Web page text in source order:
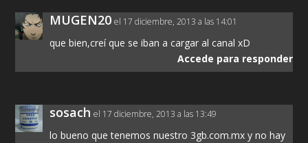
MUGEN20 el 17 diciembre, 2013 a las 14:01
que bien,creí que se iban a cargar al canal xD
Accede para responder
sosach el 17 diciembre, 2013 a las 13:49
lo bueno que tenemos nuestro 3gb.com.mx y no hay